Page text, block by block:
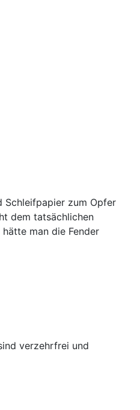
Schleifpapier zum Opfer
dem tatsächlichen
man die Fender
verzehrfrei und